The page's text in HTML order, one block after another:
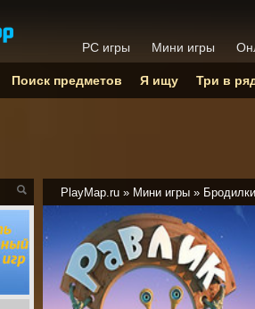
PlayMap.ru » Мини игры » Бродилки
PC игры Мини игры
Поиск предметов Я ищу Три в